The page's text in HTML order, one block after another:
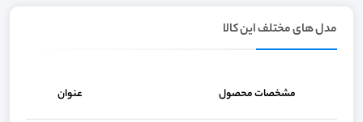
مدل های مختلف این کالا
مشخصات محصول عنوان